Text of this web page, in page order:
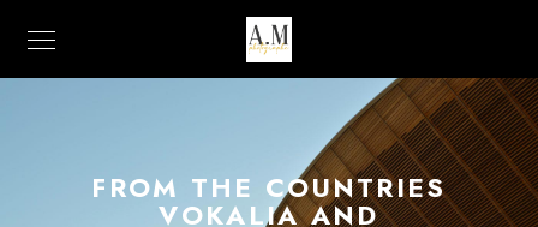
FROM THE COUNTRIES
VOKALIA AND